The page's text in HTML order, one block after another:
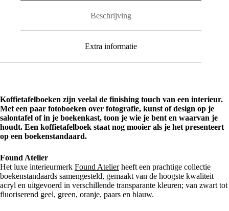
Beschrijving
Extra informatie
Koffietafelboeken zijn veelal de finishing touch van een interieur.
Met een paar fotoboeken over fotografie, kunst of design op je
salontafel of in je boekenkast, toon je wie je bent en waarvan je
houdt. Een koffietafelboek staat nog mooier als je het presenteert
op een boekenstandaard.
Found Atelier
Het luxe interieurmerk Found Atelierheeft een prachtige collectie
boekenstandaards samengesteld, gemaakt van de hoogste kwaliteit
acryl en uitgevoerd in verschillende transparante kleuren; van zwart tot
fluoriserend geel, green, oranje, paars en blauw.